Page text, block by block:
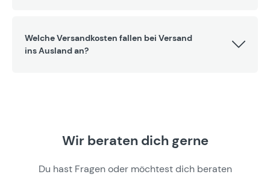
Welche Versandkosten fallen bei Versand
ins Ausland an?
Wir beraten dich gerne
Du hast Fragen oder möchtest dich beraten